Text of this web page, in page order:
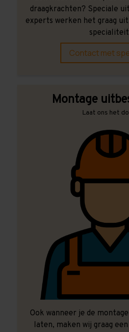
draagkrachten? Speciale
experts werken het graag
Contact met
Montage
Laat ons het
Ook wanneer je de
laten, maken wij graag